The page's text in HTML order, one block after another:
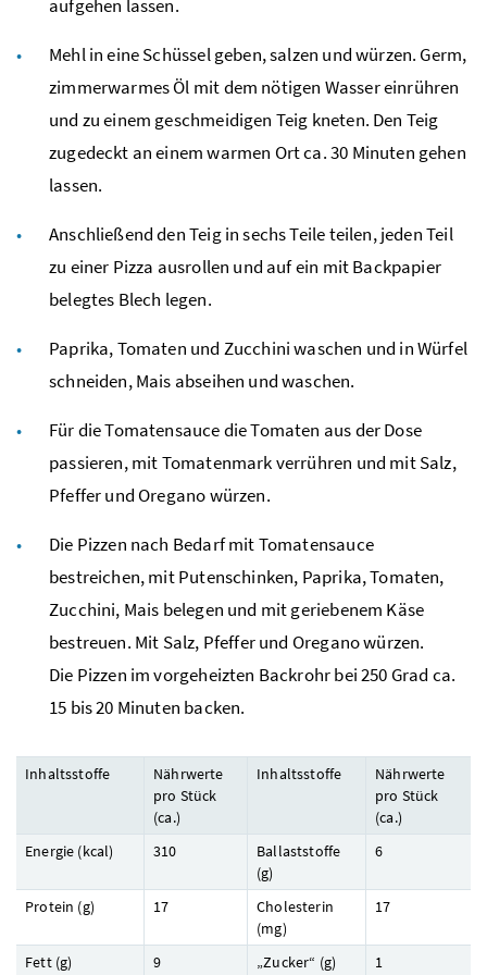
aufgehen lassen.
Mehl in eine Schüssel geben, salzen und würzen. Germ,
zimmerwarmes Öl mit dem nötigen Wasser einrühren
und zu einem geschmeidigen Teig kneten. Den Teig
zugedeckt an einem warmen Ortca.30 Minuten gehen
lassen.
Anschließend den Teig in sechs Teile teilen, jeden Teil
zu einer Pizza ausrollen und auf ein mit Backpapier
belegtes Blech legen.
Paprika, Tomaten und Zucchini waschen und in Würfel
schneiden, Mais abseihen und waschen.
Für die Tomatensauce die Tomaten aus der Dose
passieren, mit Tomatenmark verrühren und mit Salz,
Pfeffer und Oregano würzen.
Die Pizzen nach Bedarf mit Tomatensauce
bestreichen, mit Putenschinken, Paprika, Tomaten,
Zucchini, Mais belegen und mit geriebenem Käse
bestreuen. Mit Salz, Pfeffer und Oregano würzen.
Die Pizzen im vorgeheizten Backrohr bei 250 Grad ca.
15 bis 20 Minuten backen.
Inhaltsstoffe
Nährwerte
pro Stück
(ca.)
Inhaltsstoffe
Nährwerte
pro Stück
(ca.)
Energie (kcal) 310
Ballaststoffe
(g)
6
Protein (g) 17
Cholesterin
(mg)
17
Fett (g) 9 „Zucker“ (g) 1